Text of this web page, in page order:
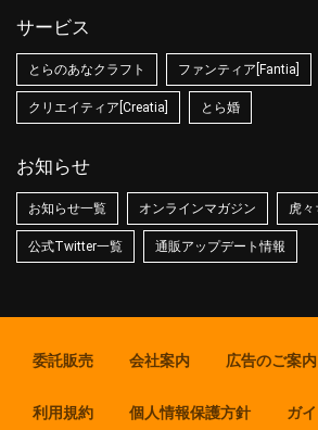
サービス
とらのあなクラフト ファンティア[Fantia]
クリエイティア[Creatia] とら婚
お知らせ
お知らせ一覧 オンラインマガジン 虎
公式Twitter一覧 通販アップデート情報
委託販売 会社案内 広告のご案内
利用規約 個人情報保護方針 ガ